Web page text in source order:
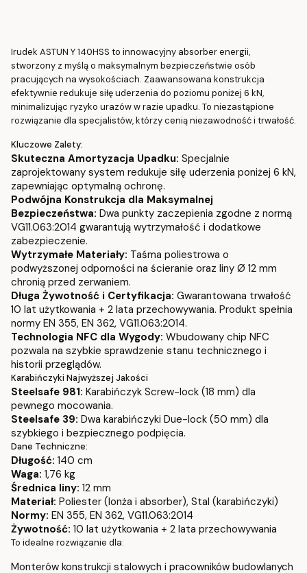
Irudek ASTUN Y 140HSS to innowacyjny absorber energii,
stworzony z myślą o maksymalnym bezpieczeństwie osób
pracujących na wysokościach. Zaawansowana konstrukcja
efektywnie redukuje siłę uderzenia do poziomu poniżej 6 kN,
minimalizując ryzyko urazów w razie upadku. To niezastąpione
rozwiązanie dla specjalistów, którzy cenią niezawodność i trwałość.
Kluczowe Zalety:
Skuteczna Amortyzacja Upadku: Specjalnie
zaprojektowany system redukuje siłę uderzenia poniżej 6 kN,
zapewniając optymalną ochronę.
Podwójna Konstrukcja dla Maksymalnej
Bezpieczeństwa: Dwa punkty zaczepienia zgodne z normą
VG11.063:2014 gwarantują wytrzymałość i dodatkowe
zabezpieczenie.
Wytrzymałe Materiały: Taśma poliestrowa o
podwyższonej odporności na ścieranie oraz liny Ø 12 mm
chronią przed zerwaniem.
Długa Żywotność i Certyfikacja: Gwarantowana trwałość
10 lat użytkowania + 2 lata przechowywania. Produkt spełnia
normy EN 355, EN 362, VG11.063:2014.
Technologia NFC dla Wygody: Wbudowany chip NFC
pozwala na szybkie sprawdzenie stanu technicznego i
historii przeglądów.
Karabińczyki Najwyższej Jakości
Steelsafe 981: Karabińczyk Screw-lock (18 mm) dla
pewnego mocowania.
Steelsafe 39: Dwa karabińczyki Due-lock (50 mm) dla
szybkiego i bezpiecznego podpięcia.
Dane Techniczne:
Długość: 140 cm
Waga: 1,76 kg
Średnica liny: 12 mm
Materiał: Poliester (lonża i absorber), Stal (karabińczyki)
Normy: EN 355, EN 362, VG11.063:2014
Żywotność: 10 lat użytkowania + 2 lata przechowywania
To idealne rozwiązanie dla:
Monterów konstrukcji stalowych i pracowników budowlanych